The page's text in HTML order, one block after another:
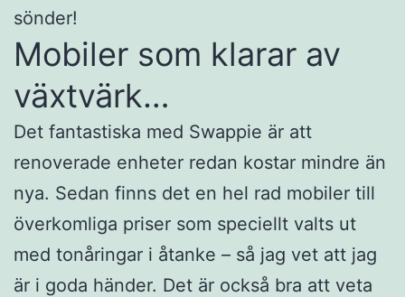
sönder!
Mobiler som klarar av
växtvärk…
Det fantastiska med Swappie är att
renoverade enheter redan kostar mindre än
nya. Sedan finns det en hel rad mobiler till
överkomliga priser som speciellt valts ut
med tonåringar i åtanke – så jag vet att jag
är i goda händer. Det är också bra att veta